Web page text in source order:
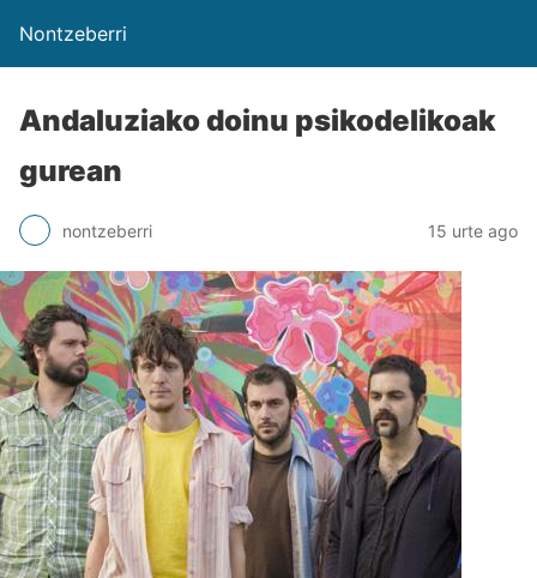
Nontzeberri
Andaluziako doinu psikodelikoak
gurean
nontzeberri 15 urte ago